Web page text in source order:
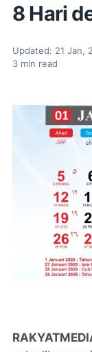
8 Hari
Updated: 21 Jan,
3 min read